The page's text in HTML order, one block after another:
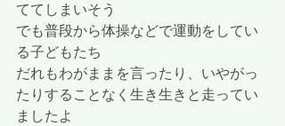
ててしまいそう
でも普段から体操などで運動をしてい
る子どもたち
だれもわがままを言ったり、いやがっ
たりすることなく生き生きと走ってい
ましたよ